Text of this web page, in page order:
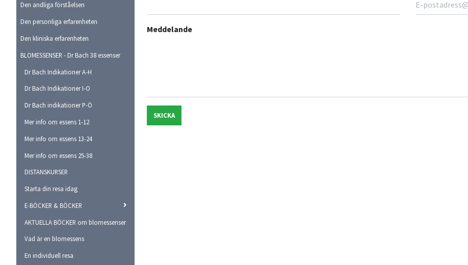
Den andliga förståelsen
Den personliga erfarenheten
Den kliniska erfarenheten
BLOMESSENSER - Dr Bach 38 essenser
Dr Bach Indikationer A-H
Dr Bach Indikationer I-O
Dr Bach indikationer P-Ö
Mer info om essens 1-12
Mer info om essens 13-24
Mer info om essens 25-38
DISTANSKURSER
Starta din resa idag
E-BÖCKER & BÖCKER
AKTUELLA BÖCKER om blomessenser
Vad är en blomessens
En individuell resa
Meddelande
SKICKA